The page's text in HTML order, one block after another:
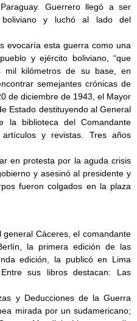
Guerrero llegó a ser
boliviano y luchó al lado del
evocaría esta guerra como una
y ejército boliviano, “que
kilómetros de su base, en
semejantes crónicas de
de diciembre de 1943, el Mayor
Estado destituyendo al General
la biblioteca del Comandante
y revistas. Tres años
en protesta por la aguda crisis
y asesinó al presidente y
fueron colgados en la plaza
Cáceres, el comandante
la primera edición de las
edición, la publicó en Lima
sus libros destacan: Las
y Deducciones de la Guerra
mirada por un sudamericano;